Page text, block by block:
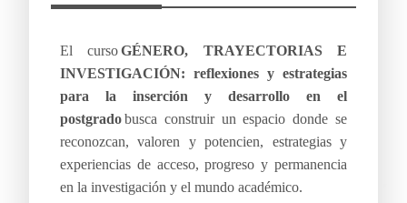
El cursoGÉNERO, TRAYECTORIAS E
INVESTIGACIÓN: reflexiones y estrategias
para la inserción y desarrollo en el
postgradobusca construir un espacio donde se
reconozcan, valoren y potencien, estrategias y
experiencias de acceso, progreso y permanencia
en la investigación y el mundo académico.